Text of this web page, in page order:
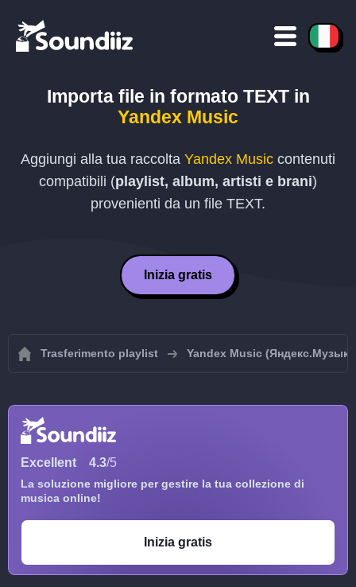
Importa file in formato TEXTin
Yandex Music
Aggiungi alla tua raccolta Yandex Music contenuti
compatibili (playlist, album, artisti e brani)
provenienti da un file TEXT.
Inizia gratis
Trasferimento playlist Yandex Music
Excellent 4.3/5
La soluzione migliore per gestire la tua collezione di
musica online!
Inizia gratis